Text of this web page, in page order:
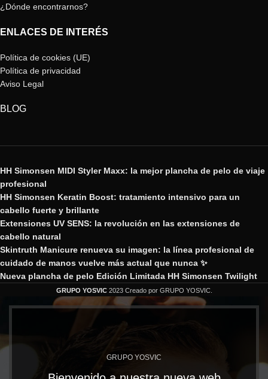
¿Dónde encontrarnos?
ENLACES DE INTERÉS
Política de cookies (UE)
Política de privacidad
Aviso Legal
BLOG
HH Simonsen MIDI Styler Maxx: la mejor plancha de pelo de viaje
profesional
HH Simonsen Keratin Boost: tratamiento intensivo para un
cabello fuerte y brillante
Extensiones UV SENS: la revolución en las extensiones de
cabello natural
Skintruth Manicure renueva su imagen: la línea profesional de
cuidado de manos vuelve más actual que nunca ✨
Nueva plancha de pelo Edición Limitada HH Simonsen Twilight
GRUPO YOSVIC 2023 Creado por GRUPO YOSVIC.
GRUPO YOSVIC